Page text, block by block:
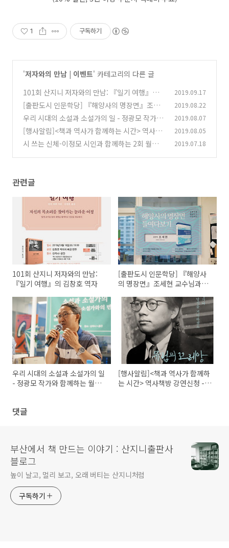
1 구독하기
'저자와의 만남 | 이벤트' 카테고리의 다른 글
101회 산지니 저자와의 만남: 『일기 여행』의
김창호 역자 (1)
2019.09.17
[출판도시 인문학당] 『해양사의 명장면』조세
현 교수님과의 만남
(0)
2019.08.22
우리 시대의 소설과 소설가의 일 - 정광모 작가와
함께하는 월요일에 만나는 문학과 비평 3회 (0)
2019.08.07
[행사알림]<책과 역사가 함께하는 시간> 역사책
방 강연신청 - 『파리의 독립운동가 서영해』작
2019.08.05
시 쓰는 신체-이정모 시인과 함께하는 2회 월요일
2019.07.18
관련글
101회 산지니 저자와의 만남:
『일기 여행』의 김창호 역자
[출판도시 인문학당] 『해양사
의 명장면』조세현 교수님과의
우리 시대의 소설과 소설가의 일
- 정광모 작가와 함께하는 월요
[행사알림]<책과 역사가 함께하
는 시간> 역사책방 강연신청 -
댓글
부산에서 책 만드는 이야기 : 산지니출판사
블로그
높이 날고, 멀리 보고, 오래 버티는 산지니처럼
구독하기